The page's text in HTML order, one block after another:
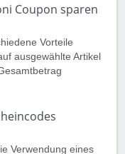
Coupon sparen
Vorteile
ausgewählte Artikel
Verwendung eines